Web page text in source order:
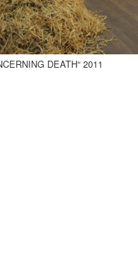
DEATH“ 2011